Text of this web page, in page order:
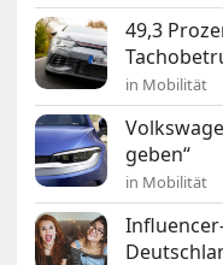
49,3
in Mobilität
geben“
in Mobilität